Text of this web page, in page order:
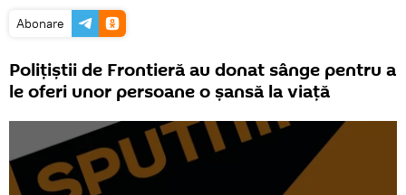
Abonare
Polițiștii de Frontieră au donat sânge pentru a
le oferi unor persoane o șansă la viață